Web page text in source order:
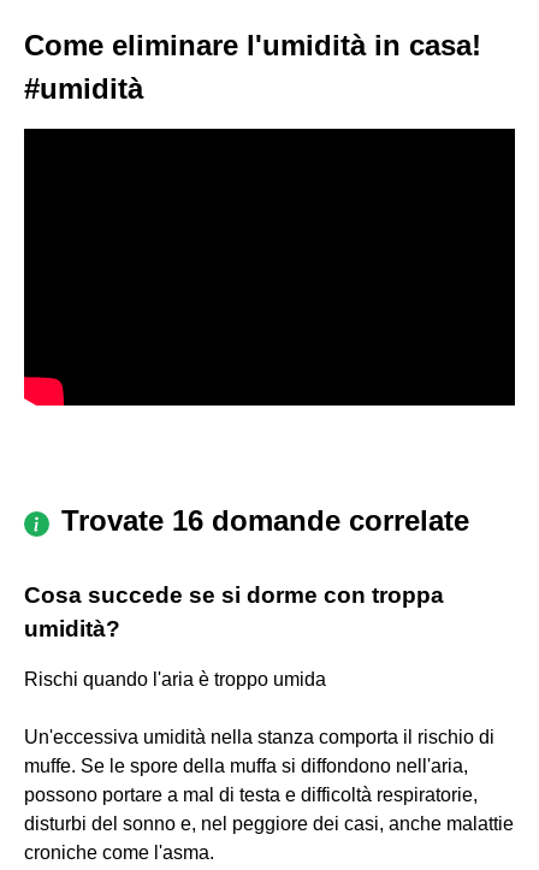
Come eliminare l'umidità in casa!
#umidità
Trovate 16 domande correlate
Cosa succede se si dorme con troppa
umidità?
Rischi quando l'aria è troppo umida
Un'eccessiva umidità nella stanza comporta il rischio di
muffe. Se le spore della muffa si diffondono nell'aria,
possono portare a mal di testa e difficoltà respiratorie,
disturbi del sonno e, nel peggiore dei casi, anche malattie
croniche come l'asma.